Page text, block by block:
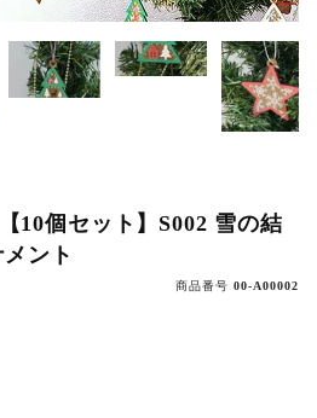
10個セット】S002 雪の結
ント
商品番号 00-A00002